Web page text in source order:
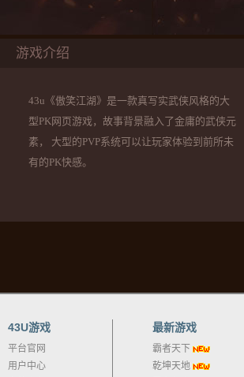
游戏介绍
43u《傲笑江湖》是一款真写实武侠风格的大
型PK网页游戏，故事背景融入了金庸的武侠元
素， 大型的PVP系统可以让玩家体验到前所未
有的PK快感。
43U游戏
平台官网
用户中心
最新游戏
霸者天下
乾坤天地